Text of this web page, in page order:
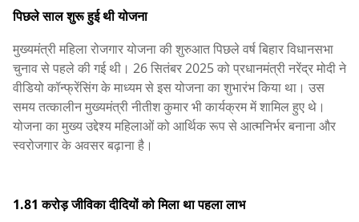
पिछले साल शुरू हुई थी योजना
मुख्यमंत्री महिला रोजगार योजना की शुरुआत पिछले वर्ष बिहार विधानसभा
चुनाव से पहले की गई थी। 26 सितंबर 2025 को प्रधानमंत्री नरेंद्र मोदी ने
वीडियो कॉन्फ्रेंसिंग के माध्यम से इस योजना का शुभारंभ किया था। उस
समय तत्कालीन मुख्यमंत्री नीतीश कुमार भी कार्यक्रम में शामिल हुए थे।
योजना का मुख्य उद्देश्य महिलाओं को आर्थिक रूप से आत्मनिर्भर बनाना और
स्वरोजगार के अवसर बढ़ाना है।
1.81 करोड़ जीविका दीदियों को मिला था पहला लाभ